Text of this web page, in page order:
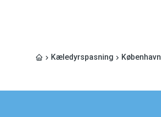
Kæledyrspasning København